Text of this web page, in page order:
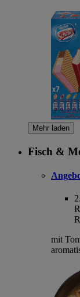
Mehr laden
Fisch &
mit